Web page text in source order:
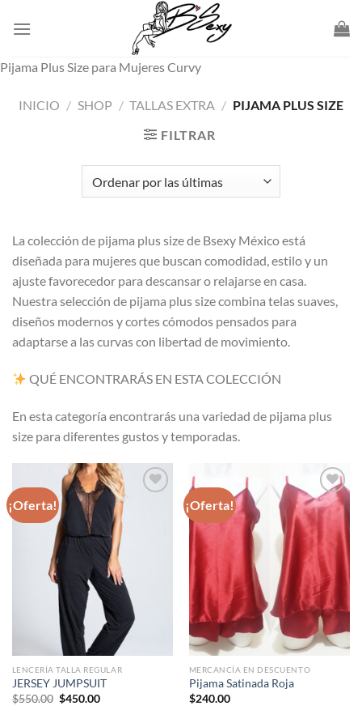
Pijama Plus Size para Mujeres Curvy
INICIO / SHOP / TALLAS EXTRA / PIJAMA PLUS SIZE
FILTRAR
La colección de pijama plus size de Bsexy México está
diseñada para mujeres que buscan comodidad, estilo y un
ajuste favorecedor para descansar o relajarse en casa.
Nuestra selección de pijama plus size combina telas suaves,
diseños modernos y cortes cómodos pensados para
adaptarse a las curvas con libertad de movimiento.
QUÉ ENCONTRARÁS EN ESTA COLECCIÓN
En esta categoría encontrarás una variedad de pijama plus
size para diferentes gustos y temporadas.
¡Oferta!
LENCERÍA TALLA REGULAR
JERSEY JUMPSUIT
$550.00 Original
$450.00Current
¡Oferta!
Agregar
favoritos
MERCANCÍA EN DESCUENTO
Pijama Satinada Roja
$240.00